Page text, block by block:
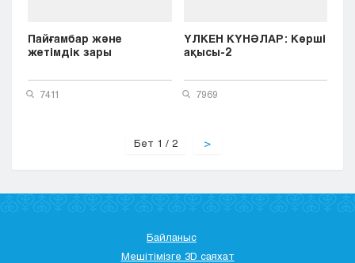
Пайғамбар және
жетімдік зары
7411
ҮЛКЕН КҮНӘЛАР: Көрші
ақысы-2
7969
Бет 1 / 2 >
Байланыс
Мешітімізге 3D саяхат